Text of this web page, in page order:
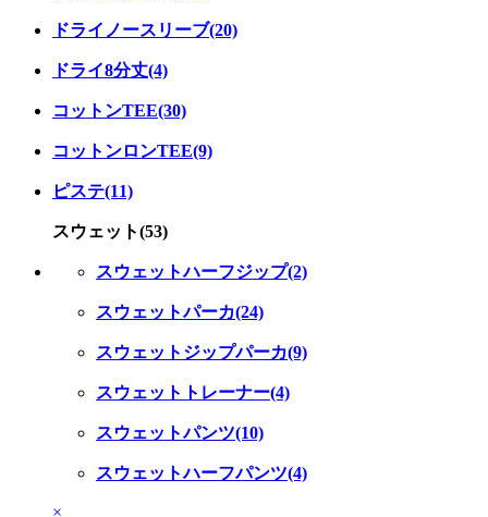
ドライノースリーブ(20)
ドライ8分丈(4)
コットンTEE(30)
コットンロンTEE(9)
ピステ(11)
スウェット(53)
スウェットハーフジップ(2)
スウェットパーカ(24)
スウェットジップパーカ(9)
スウェットトレーナー(4)
スウェットパンツ(10)
スウェットハーフパンツ(4)
×